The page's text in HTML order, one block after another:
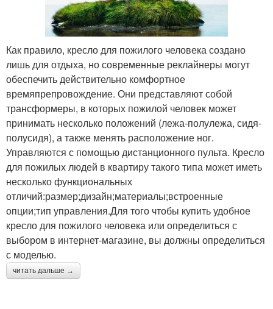
Как правило, кресло для пожилого человека создано
лишь для отдыха, но современные реклайнеры могут
обеспечить действительно комфортное
времяпрепровождение. Они представляют собой
трансформеры, в которых пожилой человек может
принимать несколько положений (лежа-полулежа, сидя-
полусидя), а также менять расположение ног.
Управляются с помощью дистанционного пульта. Кресло
для пожилых людей в квартиру такого типа может иметь
несколько функциональных
отличий:размер;дизайн;материалы;встроенные
опции;тип управления.Для того чтобы купить удобное
кресло для пожилого человека или определиться с
выбором в интернет-магазине, вы должны определиться
с моделью.
читать дальше →